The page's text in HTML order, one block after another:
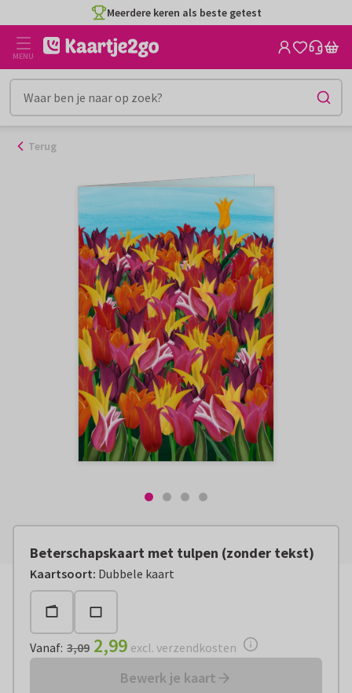
naar
inhoud
Meerdere keren als beste getest
MENU
Terug
Beterschapskaart met tulpen (zonder tekst)
Kaartsoort: Dubbele kaart
Vanaf: € 2,99 excl. verzendkosten
Vanaf: 3,09 2,99 excl. verzendkosten
Bewerk je kaart